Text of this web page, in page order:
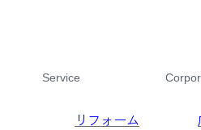
Service
リフォーム